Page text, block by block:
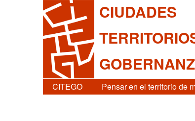
CIUDADES
CITEGO Pensar en el territorio de